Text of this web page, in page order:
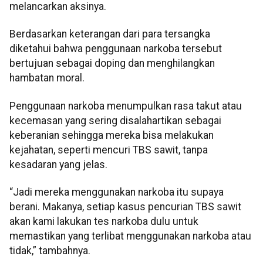
melancarkan aksinya.
Berdasarkan keterangan dari para tersangka
diketahui bahwa penggunaan narkoba tersebut
bertujuan sebagai doping dan menghilangkan
hambatan moral.
Penggunaan narkoba menumpulkan rasa takut atau
kecemasan yang sering disalahartikan sebagai
keberanian sehingga mereka bisa melakukan
kejahatan, seperti mencuri TBS sawit, tanpa
kesadaran yang jelas.
“Jadi mereka menggunakan narkoba itu supaya
berani. Makanya, setiap kasus pencurian TBS sawit
akan kami lakukan tes narkoba dulu untuk
memastikan yang terlibat menggunakan narkoba atau
tidak,” tambahnya.